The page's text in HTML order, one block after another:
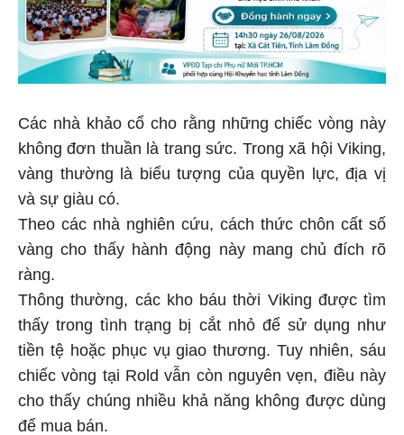
Các nhà khảo cổ cho rằng những chiếc vòng này
không đơn thuần là trang sức. Trong xã hội Viking,
vàng thường là biểu tượng của quyền lực, địa vị
và sự giàu có.
Theo các nhà nghiên cứu, cách thức chôn cất số
vàng cho thấy hành động này mang chủ đích rõ
ràng.
Thông thường, các kho báu thời Viking được tìm
thấy trong tình trạng bị cắt nhỏ để sử dụng như
tiền tệ hoặc phục vụ giao thương. Tuy nhiên, sáu
chiếc vòng tại Rold vẫn còn nguyên vẹn, điều này
cho thấy chúng nhiều khả năng không được dùng
để mua bán.